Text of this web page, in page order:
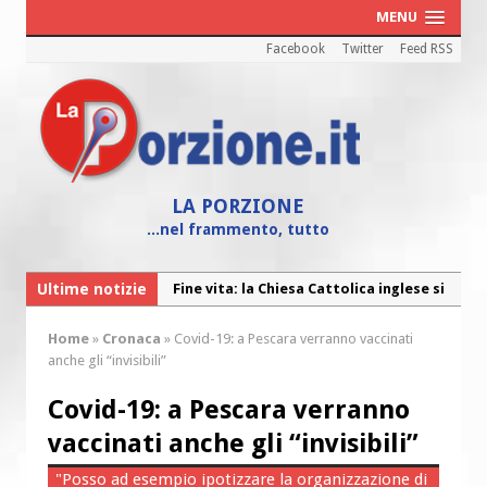
MENU
Facebook Twitter Feed RSS
LA PORZIONE
...nel frammento, tutto
Ultime notizie
Fine vita: la Chiesa Cattolica inglese si
Torna la festa della Madonnina a
Torna la festa di Sant’Andrea:
“Chiediamogli di legarci al bene”
“Chiediamo al Signore di capire ciò che
Home » Cronaca » Covid-19: a Pescara verranno vaccinati
anche gli “invisibili”
Covid-19: a Pescara verranno
vaccinati anche gli “invisibili”
"Posso ad esempio ipotizzare la organizzazione di